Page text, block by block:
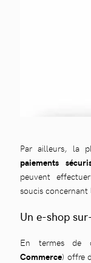
Par ailleurs, la
paiements
peuvent
soucis
Un e-shop
En termes de
Commerce) offre